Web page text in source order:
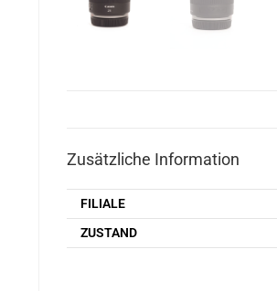
Zusätzliche Information
FILIALE
ZUSTAND